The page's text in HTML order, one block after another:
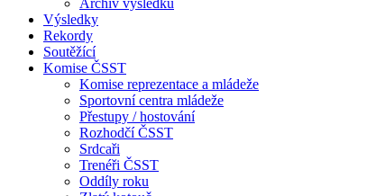
Archiv výsledků
Výsledky
Rekordy
Soutěžící
Komise ČSST
Komise reprezentace a mládeže
Sportovní centra mládeže
Přestupy / hostování
Rozhodčí ČSST
Srdcaři
Trenéři ČSST
Oddíly roku